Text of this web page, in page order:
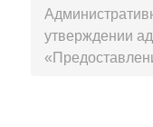
утверждении